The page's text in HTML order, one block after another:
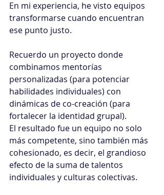
En mi experiencia, he visto equipos
transformarse cuando encuentran
ese punto justo.
Recuerdo un proyecto donde
combinamos mentorías
personalizadas (para potenciar
habilidades individuales) con
dinámicas de co-creación (para
fortalecer la identidad grupal).
El resultado fue un equipo no solo
más competente, sino también más
cohesionado, es decir, el grandioso
efecto de la suma de talentos
individuales y culturas colectivas.